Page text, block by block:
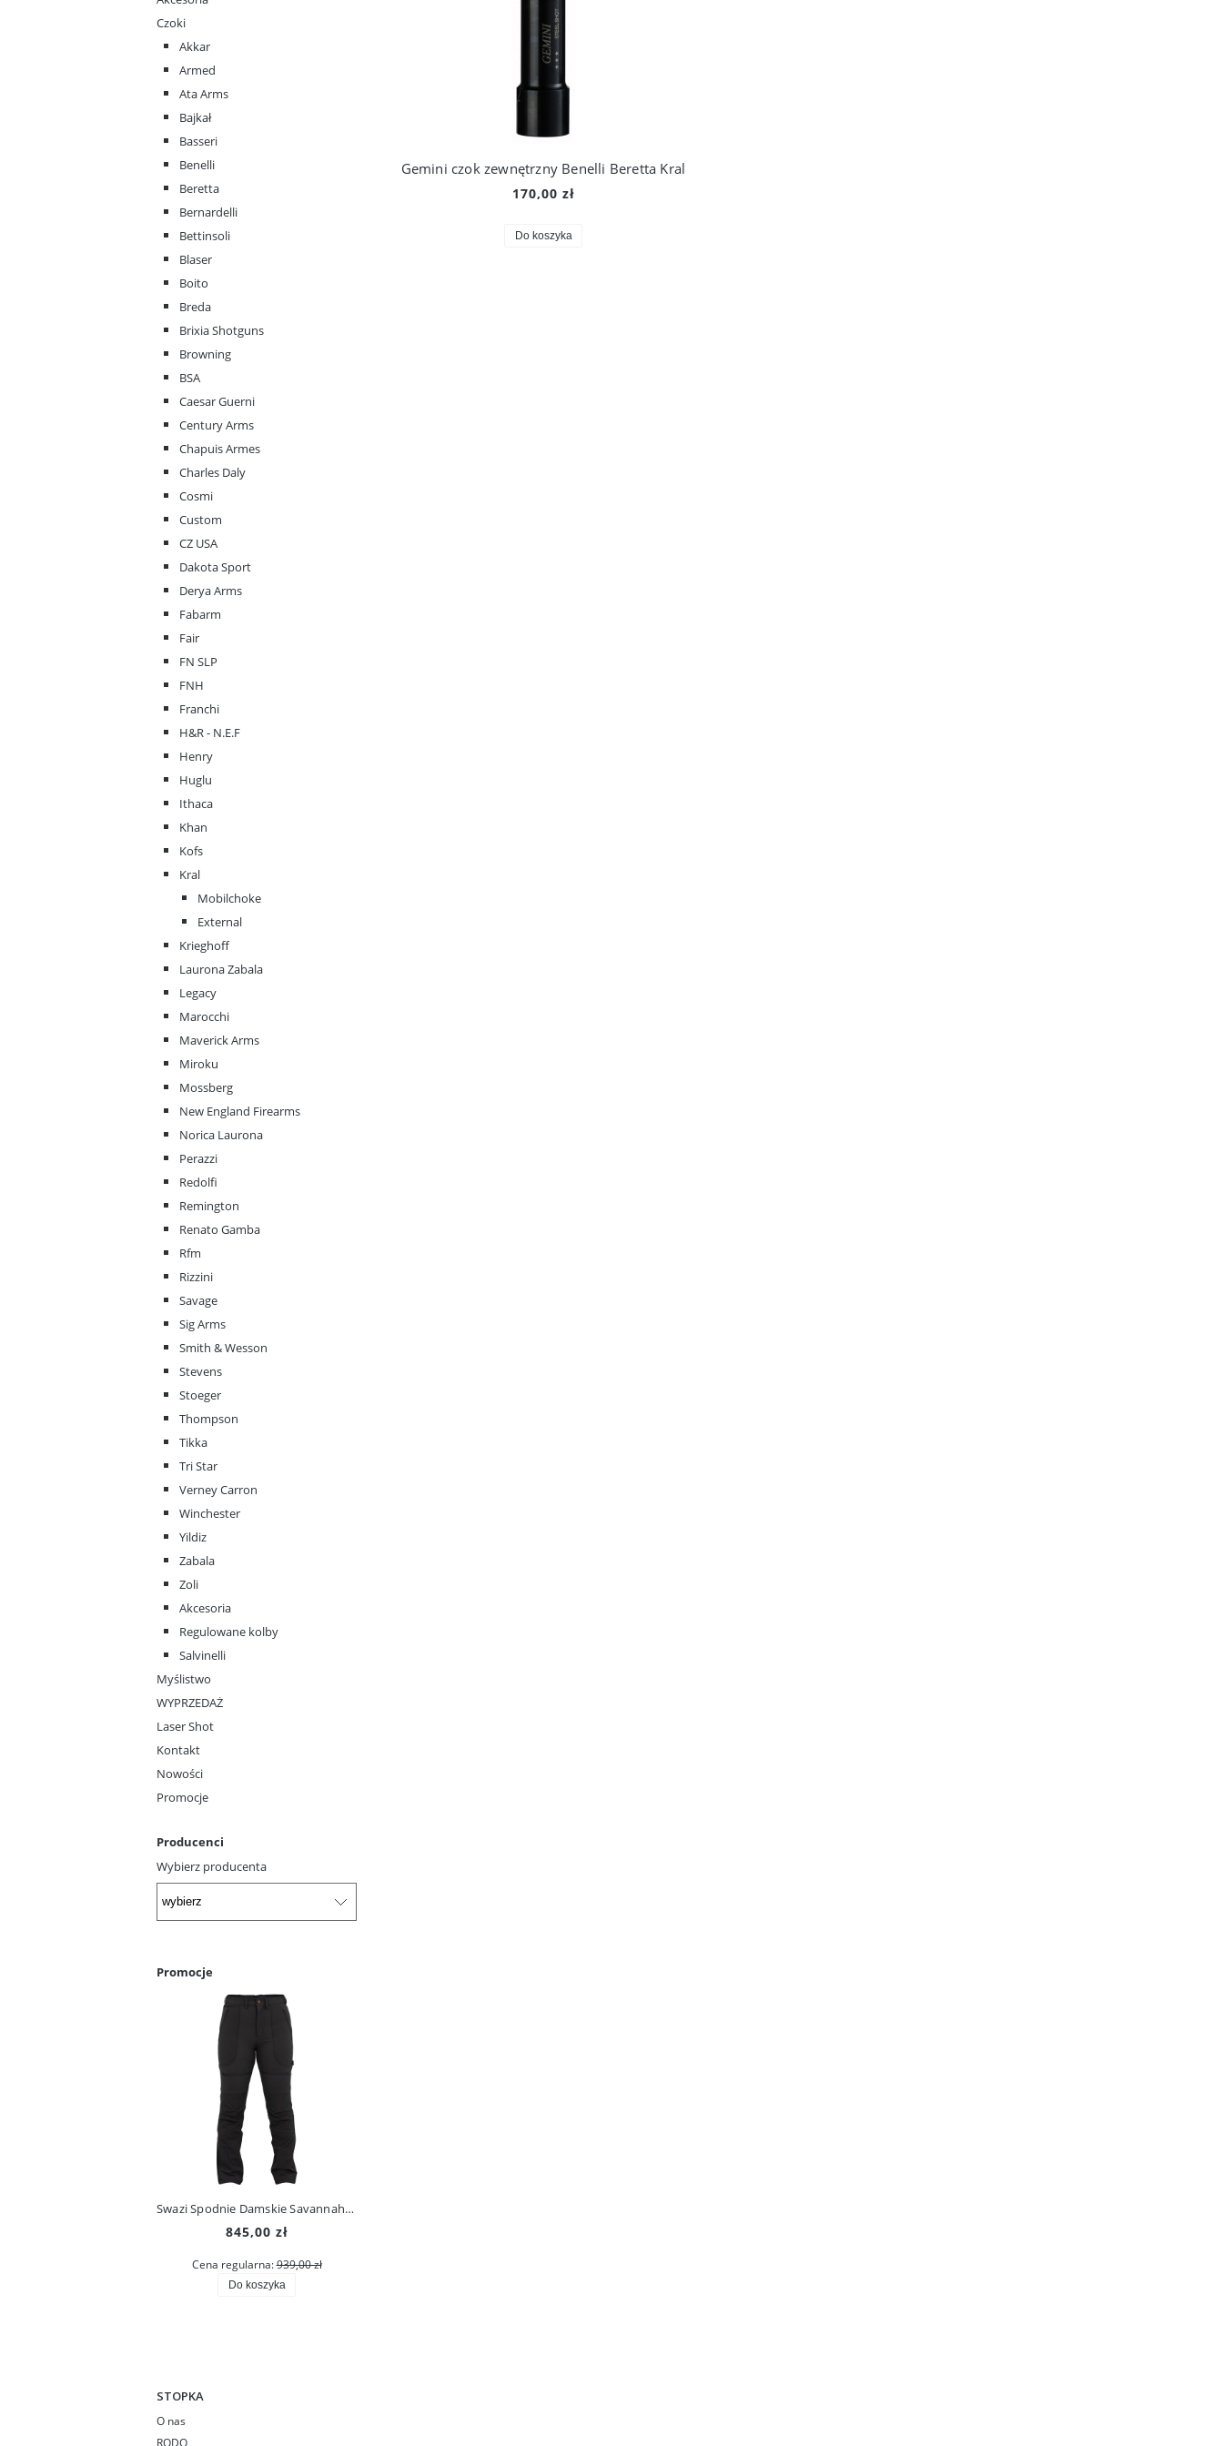
Czoki
Akkar
Armed
Ata Arms
Bajkał
Basseri
Benelli
Beretta
Bernardelli
Bettinsoli
Blaser
Boito
Breda
Brixia Shotguns
Browning
BSA
Caesar Guerni
Century Arms
Chapuis Armes
Charles Daly
Cosmi
Custom
CZ USA
Dakota Sport
Derya Arms
Fabarm
Fair
FN SLP
FNH
Franchi
H&R - N.E.F
Henry
Huglu
Ithaca
Khan
Kofs
Kral
Mobilchoke
External
Krieghoff
Laurona Zabala
Legacy
Marocchi
Maverick Arms
Miroku
Mossberg
New England Firearms
Norica Laurona
Perazzi
Redolfi
Remington
Renato Gamba
Rfm
Rizzini
Savage
Sig Arms
Smith & Wesson
Stevens
Stoeger
Thompson
Tikka
Tri Star
Verney Carron
Winchester
Yildiz
Zabala
Zoli
Akcesoria
Regulowane kolby
Salvinelli
Myślistwo
WYPRZEDAŻ
Laser Shot
Kontakt
Nowości
Promocje
Producenci
Wybierz producenta
Promocje
Swazi Spodnie Damskie Savannah Pants Iron Sand
845,00 zł
Cena regularna:939,00 zł
Do koszyka
Gemini czok zewnętrzny Benelli Beretta Kral
170,00 zł
Do koszyka
STOPKA
O nas
RODO